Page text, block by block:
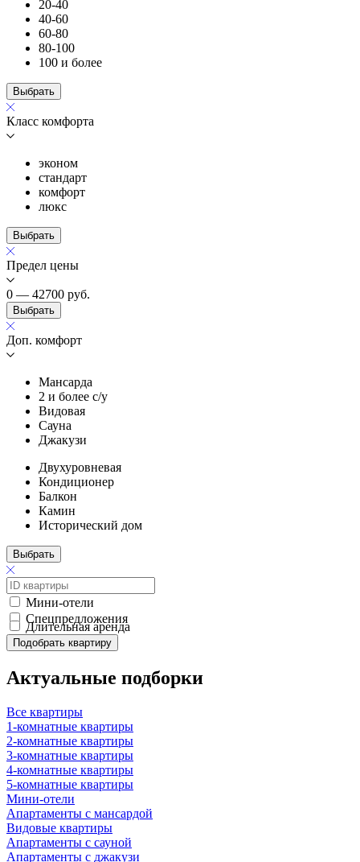
20-40
40-60
60-80
80-100
100 и более
Выбрать
Класс комфорта
эконом
стандарт
комфорт
люкс
Выбрать
Предел цены
0 — 42700 руб.
Выбрать
Доп. комфорт
Мансарда
2 и более с/у
Видовая
Сауна
Джакузи
Двухуровневая
Кондиционер
Балкон
Камин
Исторический дом
Выбрать
Мини-отели
Спецпредложения
Длительная аренда
Подобрать квартиру
Актуальные подборки
Все квартиры
1-комнатные квартиры
2-комнатные квартиры
3-комнатные квартиры
4-комнатные квартиры
5-комнатные квартиры
Мини-отели
Апартаменты с мансардой
Видовые квартиры
Апартаменты с сауной
Апартаменты с джакузи